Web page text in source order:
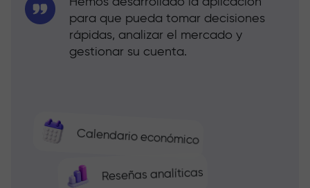
Calendario económico
Reseñas analíticas
para que pueda tomar decisiones
rápidas, analizar el mercado y
gestionar su cuenta.